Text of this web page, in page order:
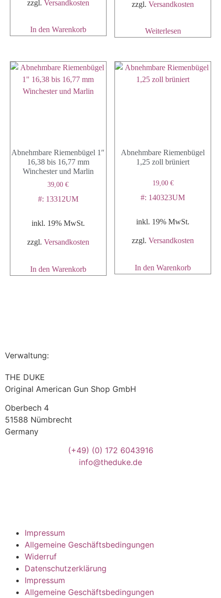
zzgl. Versandkosten
In den Warenkorb
zzgl.Versandkosten
Weiterlesen
Abnehmbare Riemenbügel 1″
16,38 bis 16,77 mm
Winchester und Marlin
39,00€
#: 13312UM
inkl. 19% MwSt.
zzgl. Versandkosten
In den Warenkorb
Abnehmbare Riemenbügel
1,25 zoll brüniert
19,00 €
#: 140323UM
inkl. 19% MwSt.
zzgl.Versandkosten
In den Warenkorb
Verwaltung:
THE DUKE
Original American Gun Shop GmbH
Oberbech 4
51588 Nümbrecht
Germany
(+49) (0) 172 6043916
info@theduke.de
Impressum
Allgemeine Geschäftsbedingungen
Widerruf
Datenschutzerklärung
Impressum
Allgemeine Geschäftsbedingungen